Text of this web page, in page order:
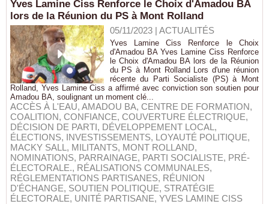
Yves Lamine Ciss Renforce le Choix d'Amadou BA
lors de la Réunion du PS à Mont Rolland
05/11/2023| ACTUALITÉS
Yves Lamine Ciss Renforce le Choix
d'Amadou BA Yves Lamine Ciss Renforce
le Choix d'Amadou BA lors de la Réunion
du PS à Mont Rolland Lors d'une réunion
récente du Parti Socialiste (PS) à Mont
Rolland, Yves Lamine Ciss a affirmé avec conviction son soutien pour
Amadou BA, soulignant un moment clé...
ACCÈS À L'EAU, AMADOU BA, CENTRE DE FORMATION,
COALITION, CONFIANCE, COUVERTURE ÉLECTRIQUE,
DÉCISION DE PARTI, DÉVELOPPEMENT LOCAL ,
ÉLECTIONS, INVESTISSEMENTS, LOYAUTÉ POLITIQUE,
MACKY SALL , MILITANTS, MONT ROLLAND,
NOMINATIONS, PARRAINAGE, PARTI SOCIALISTE, PRÉ-
ÉLECTORALE., RÉALISATIONS COMMUNALES,
RÉGLEMENTATIONS PARTISANES, RÉUNION
D'ÉCHANGE, SOUTIEN POLITIQUE, STRATÉGIE
ÉLECTORALE, UNITÉ PARTISANE, YVES LAMINE CISS